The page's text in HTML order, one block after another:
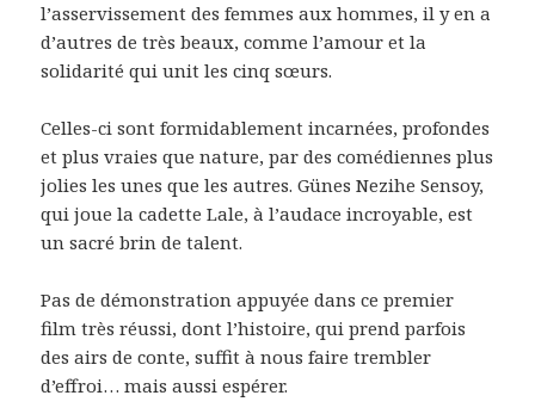
l’asservissement des femmes aux hommes, il y en a
d’autres de très beaux, comme l’amour et la
solidarité qui unit les cinq sœurs.
Celles-ci sont formidablement incarnées, profondes
et plus vraies que nature, par des comédiennes plus
jolies les unes que les autres. Günes Nezihe Sensoy,
qui joue la cadette Lale, à l’audace incroyable, est
un sacré brin de talent.
Pas de démonstration appuyée dans ce premier
film très réussi, dont l’histoire, qui prend parfois
des airs de conte, suffit à nous faire trembler
d’effroi… mais aussi espérer.